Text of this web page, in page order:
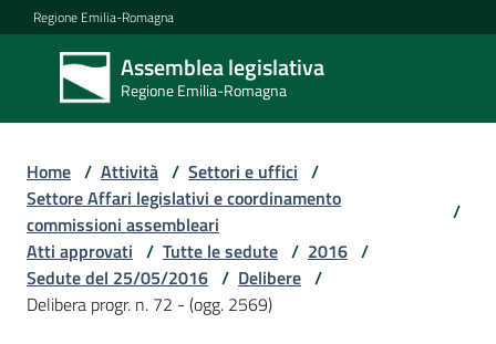
Vai al contenuto
Vai alla navigazione
Vai al footer
Regione Emilia-Romagna
Assemblea legislativa
Regione Emilia-Romagna
Assemblea
legislativa
Regione Emilia-
Assemblea
Home / Attività / Settori e uffici /
Settore Affari legislativi e coordinamento
commissioni assembleari
/
Atti approvati / Tutte le sedute / 2016 /
Sedute del 25/05/2016 / Delibere /
Delibera progr. n. 72 - (ogg. 2569)